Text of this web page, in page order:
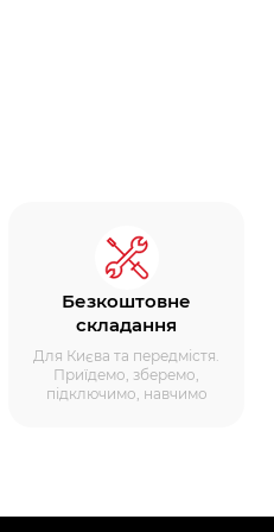
Безкоштовне
складання
Для Києва та передмістя.
Приїдемо, зберемо,
підключимо, навчимо